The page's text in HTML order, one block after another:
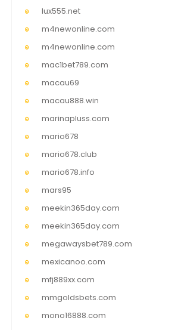
lux555.net
m4newonline.com
m4newonline.com
mac1bet789.com
macau69
macau888.win
marinapluss.com
mario678
mario678.club
mario678.info
mars95
meekin365day.com
meekin365day.com
megawaysbet789.com
mexicanoo.com
mfj889xx.com
mmgoldsbets.com
mono16888.com